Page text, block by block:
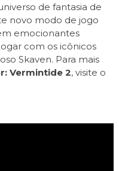
de fantasia de
novo modo de jogo
emocionantes
com os icônicos
Skaven. Para mais
Vermintide 2, visite o